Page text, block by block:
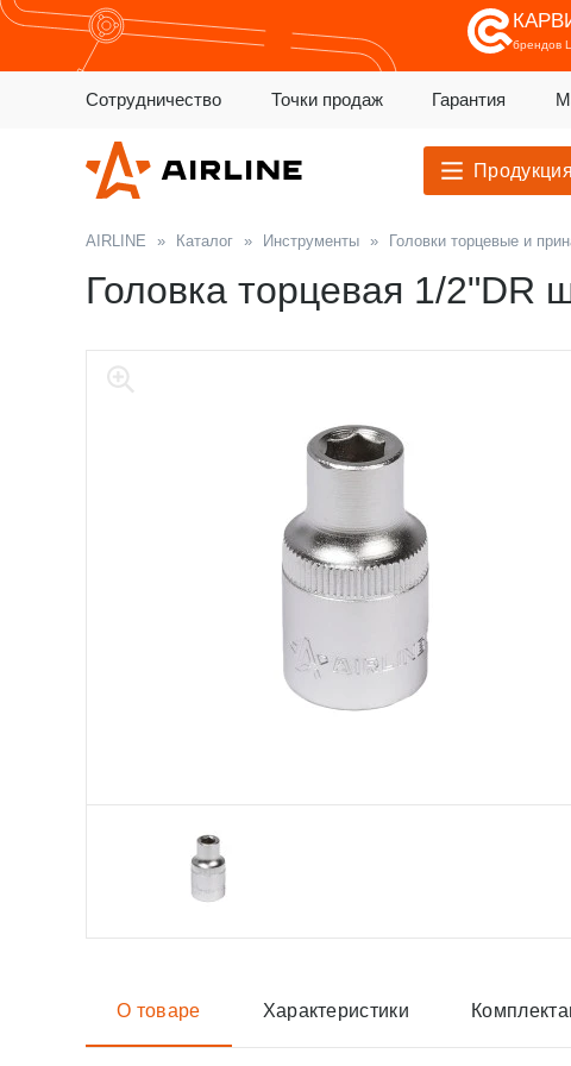
брендов
Сотрудничество Точки продаж Гарантия
Продукция
AIRLINE » Каталог » Инструменты » Головки торцевые и
Головка торцевая 1/2"DR
О товаре Характеристики